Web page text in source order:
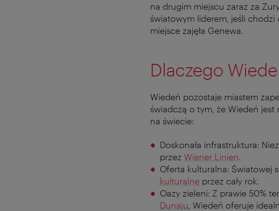
na drugim miejscu zaraz za
światowym liderem, jeśli
miejsce zajęła Genewa.
Dlaczego
Wiedeń pozostaje miastem
świadczą o tym, że Wiedeń
na świecie:
Doskonała infrastruktura:
przez Wiener Linien.
Oferta kulturalna: Światowej
kulturalne przez cały rok.
Oazy zieleni: Z prawie 50%
Dunaju, Wiedeń oferuje